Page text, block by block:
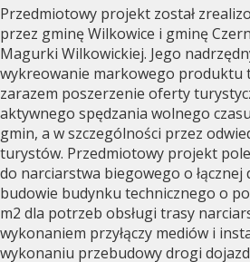
Przedmiotowy projekt został
przez gminę Wilkowice i gminę
Magurki Wilkowickiej. Jego
wykreowanie markowego produktu
zarazem poszerzenie oferty
aktywnego spędzania wolnego
gmin, a w szczególności przez
turystów. Przedmiotowy projekt
do narciarstwa biegowego o łącznej
budowie budynku technicznego o
m2 dla potrzeb obsługi trasy
wykonaniem przyłączy mediów i
wykonaniu przebudowy drogi